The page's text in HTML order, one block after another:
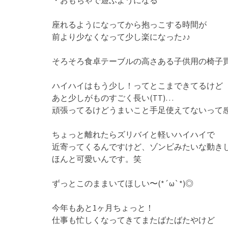
座れるようになってから抱っこする時間が
前より少なくなって少し楽になった♪♪
そろそろ食卓テーブルの高さある子供用の椅子
ハイハイはもう少し！ってとこまできてるけど
あと少しがものすごく長い(TT)…
頑張ってるけどうまいこと手足使えてないって
ちょっと離れたらズリバイと軽いハイハイで
近寄ってくるんですけど、ゾンビみたいな動き
ほんと可愛いんです。笑
ずっとこのままいてほしい〜(*´ω`*)◎
今年もあと1ヶ月ちょっと！
仕事も忙しくなってきてまたばたばたやけど